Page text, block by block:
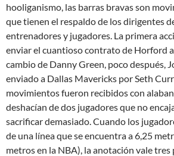
hooliganismo, las barras bravas son
que tienen el respaldo de los dirigentes
entrenadores y jugadores. La primera
enviar el cuantioso contrato de Horford
cambio de Danny Green, poco después,
enviado a Dallas Mavericks por Seth
movimientos fueron recibidos con
deshacían de dos jugadores que no
sacrificar demasiado. Cuando los
de una línea que se encuentra a 6,25
metros en la NBA), la anotación vale tres